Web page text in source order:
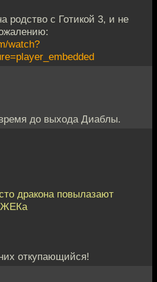
родство с Готикой 3, и не
watch?
до выхода Диаблы.
дракона повылазают
ЖЕКа
откупающийся!